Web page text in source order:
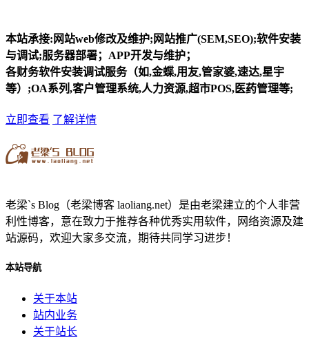
本站承接:网站web修改及维护;网站推广(SEM,SEO);软件安装
与调试;服务器部署；APP开发与维护；
各财务软件安装调试服务（如,金蝶,用友,管家婆,速达,星宇
等）;OA系列,客户管理系统,人力资源,超市POS,医药管理等;
立即查看 了解详情
老梁`s Blog（老梁博客 laoliang.net）是由老梁建立的个人非营
利性博客，意在致力于推荐各种优秀实用软件，网络资源及建
站源码，欢迎大家多交流，期待共同学习进步！
本站导航
关于本站
站内业务
关于站长